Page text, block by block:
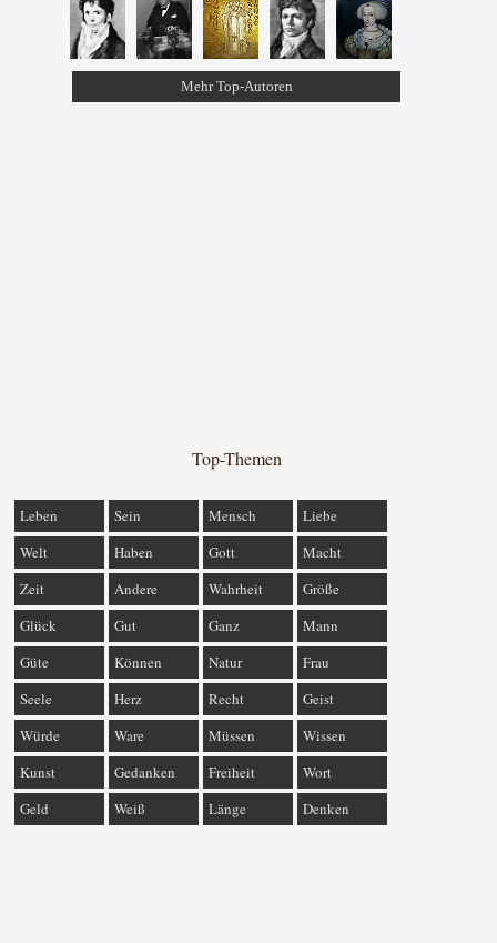
Mehr Top-Autoren
Top-Themen
Leben Sein Mensch
Liebe
Welt
Haben Gott
Macht
Zeit
Andere Wahrheit
Größe
Glück
Gut Ganz
Mann
Güte
Können Natur
Frau
Seele
Herz Recht
Geist
Würde
Ware Müssen
Wissen
Kunst
Gedanken Freiheit
Wort
Geld
Weiß Länge Denken